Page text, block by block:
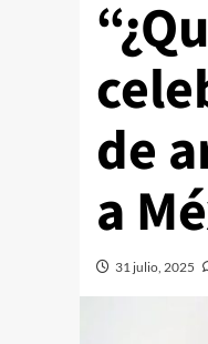
de
a
31 julio, 2025